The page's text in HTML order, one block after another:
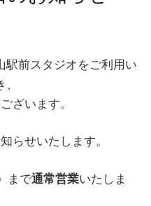
駅前スタジオをご利用い
ざいます。
らせいたします。
まで通常営業いたしま